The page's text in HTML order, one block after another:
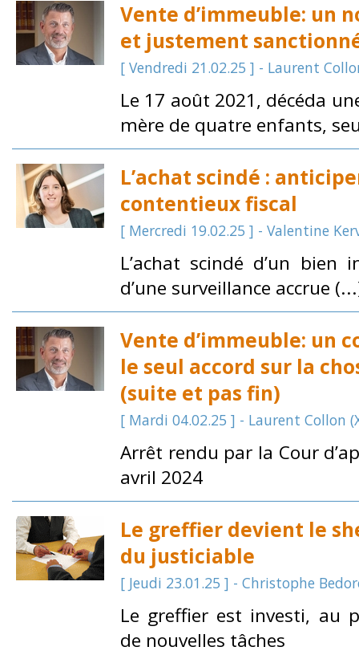
Vente d’immeuble: un
et justement
[ Vendredi 21.02.25 ] - Laurent
Le 17 août 2021, décéda
mère de quatre enfants,
L’achat scindé :
contentieux fiscal
[ Mercredi 19.02.25 ] - Valentine
L’achat scindé d’un bien
d’une surveillance accrue
Vente d’immeuble: un
le seul accord sur la
(suite et pas fin)
[ Mardi 04.02.25 ] - Laurent Collon
Arrêt rendu par la Cour
avril 2024
Le greffier devient le
du justiciable
[ Jeudi 23.01.25 ] - Christophe
Le greffier est investi, au
de nouvelles tâches